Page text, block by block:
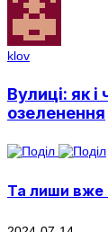
klov
Вулиці: як
озеленення
Та лиши вже